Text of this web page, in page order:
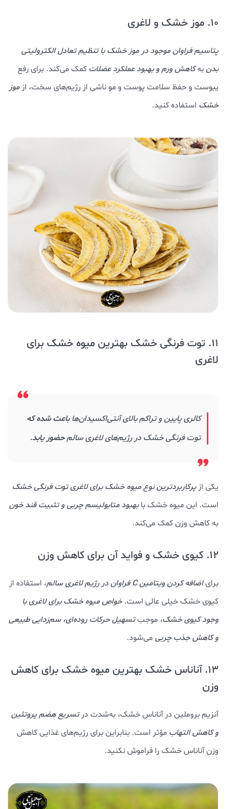
10. موز خشک و لاغری
پتاسیم فراوان موجود در موز خشک با تنظیم تعادل الکترولیتی
بدنبهکاهش ورم و بهبود عملکرد عضلات کمک می‌کند. برای رفع
یبوست و حفظ سلامت پوست و مو ناشی از رژیم‌های سخت، از موز
خشک استفاده کنید.
11. توت فرنگی خشک بهترین میوه خشک برای
لاغری
کالری پایین و تراکم بالای آنتی‌اکسیدان‌هاباعث شده که
توت فرنگی خشک در رژیم‌های لاغری سالمحضور یابد.
یکی از پرکاربردترین نوع میوه خشک برای لاغری توت فرنگی خشک
است. این میوه خشک بابهبود متابولیسم چربی و تثبیت قند خون
به کاهش وزن کمک می‌کند.
12. کیوی خشک و فواید آن برای کاهش وزن
برایاضافه کردن ویتامین C فراوان در رژیم لاغری سالم
، استفاده از
کیوی خشک خیلی عالی است.خواص میوه خشک برای لاغری با
وجود کیوی خشک، موجبتسهیل حرکات روده‌ای، سم‌زدایی طبیعی
و کاهش جذب چربی می‌شود.
13. آناناس خشک بهترین میوه خشک برای کاهش
وزن
آنزیم بروملین در آناناس خشک، به‌شدت درتسریع هضم پروتئین
و کاهش التهاب مؤثر است. بنابراین برای رژیم‌های غذایی کاهش
وزن آناناس خشک را فراموش نکنید.